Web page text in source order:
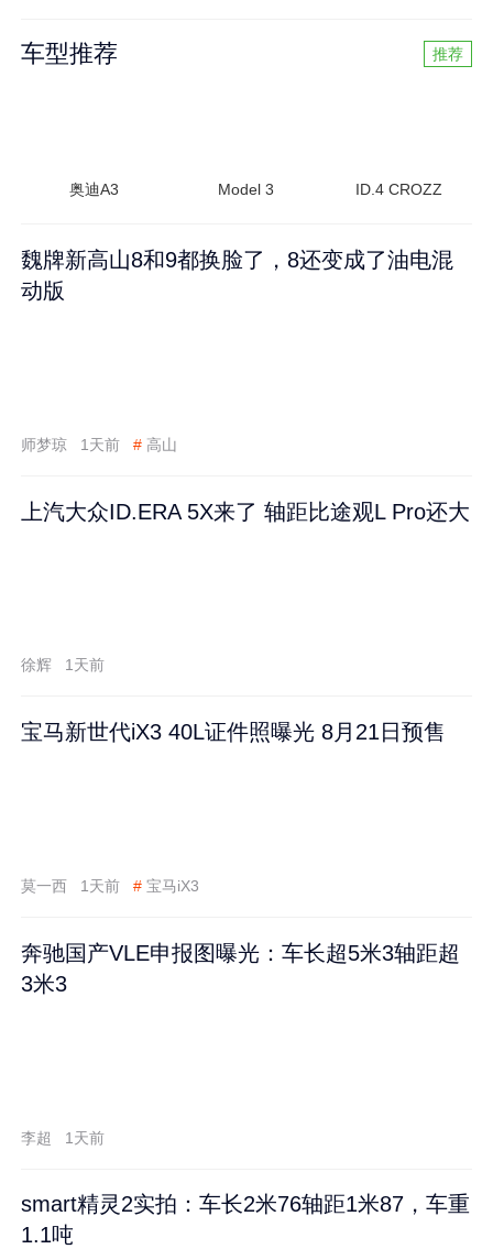
车型推荐 推荐
奥迪A3 Model 3 ID.4 CROZZ
魏牌新高山8和9都换脸了，8还变成了油电混
动版
师梦琼 1天前 # 高山
上汽大众ID.ERA 5X来了 轴距比途观L Pro还大
徐辉 1天前
宝马新世代iX3 40L证件照曝光 8月21日预售
莫一西 1天前 # 宝马iX3
奔驰国产VLE申报图曝光：车长超5米3轴距超
3米3
李超 1天前
smart精灵2实拍：车长2米76轴距1米87，车重
1.1吨